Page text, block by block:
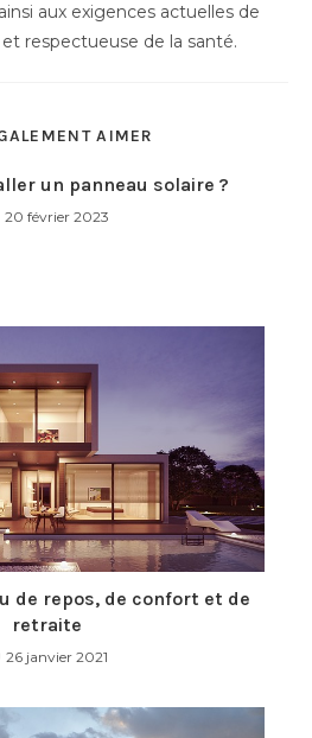
aux exigences actuelles de
respectueuse de la santé.
AIMER
un panneau solaire ?
20 février 2023
de repos, de confort et de
retraite
26 janvier 2021